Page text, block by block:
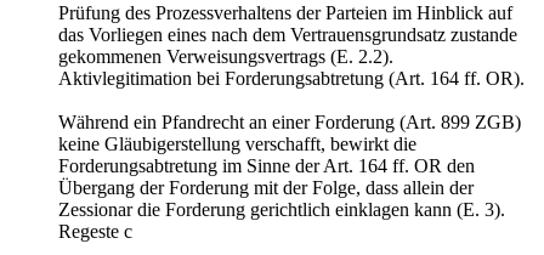
Prüfung des Prozessverhaltens der Parteien im Hinblick auf
das Vorliegen eines nach dem Vertrauensgrundsatz zustande
gekommenen Verweisungsvertrags (E. 2.2).
Aktivlegitimation bei Forderungsabtretung (Art. 164 ff. OR).
Während ein Pfandrecht an einer Forderung (Art. 899 ZGB)
keine Gläubigerstellung verschafft, bewirkt die
Forderungsabtretung im Sinne der Art. 164 ff. OR den
Übergang der Forderung mit der Folge, dass allein der
Zessionar die Forderung gerichtlich einklagen kann (E. 3).
Regeste c